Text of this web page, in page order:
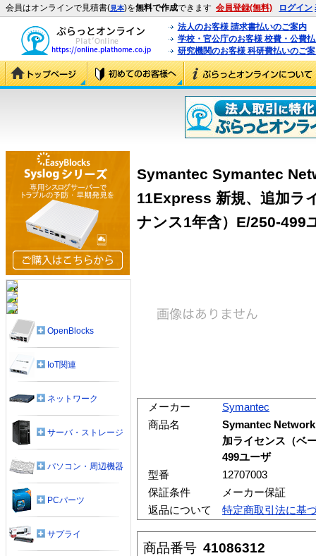
会員はオンラインで見積書(見本)を無料で作成できます 会員登録(無料) ログイン
法人のお客様 請求書払いのご案内
学校・官公庁のお客様 校費・公費
研究機関のお客様 科研費払いのご
Symantec Symantec
11Express 新規、追加ラ
ナンス1年含）E/250-499
メーカー
Symantec
商品名
Symantec
加ライセンス（ベ
499ユーザ
型番
12707003
保証条件
メーカー保証
返品について
特定商取引法に基
商品番号 41086312
OpenBlocks
IoT関連
ネットワーク
サーバ・ストレージ
パソコン・周辺機器
PCパーツ
サプライ